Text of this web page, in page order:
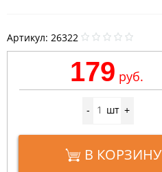
Артикул: 26322
179 руб.
- шт +
В КОРЗИНУ